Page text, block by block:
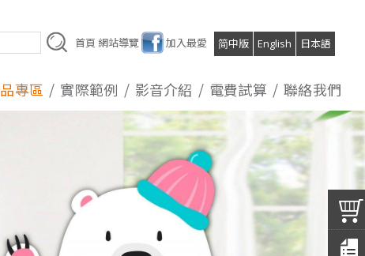
首頁 網站導覽 加入最愛 简中版 English 日本語
專區 實際範例 影音介紹 電費試算 聯絡我們